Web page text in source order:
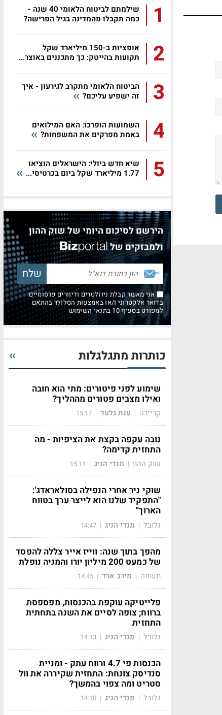
1
שילמתם לביטוח הלאומי 40 שנה -
כמה תקבלו מהמדינה בגיל הפרישה?
2
אופציות ב-150 מיליארד שקל
תקועות בהייטק: כך מתכננים באוצר...
3
הביטוח הלאומי מתקרב לגירעון - איך
זה ישפיע עליכם?
4
השמועות הופרכו: האם המילואים
באמת מפרקים את המשפחות?
5
שיא חדש ביולי: הישראלים הוציאו
1.77 מיליארד שקל ביום בכרטיסי...
הירשם לסיכום היומי של שוק ההון
ולמבזקים של
אני מאשר קבלת ניוזלטרים ודיוורים פרסומיים
בדואר אלקטרוני ו/או באמצעות הסלולר בהתאם
למפורט בסעיף 10 בתנאי השימוש
כותרות מתגלגלות
שימוע לפני פיטורים: מתי הוא חובה
ואילו מצבים פטורים מההליך?
קריירה | ענת גלעד |
15:17
נובה עקפה בקצת את הציפיות - מה
התחזית קדימה?
שוק ההון | מנדי הניג |
15:11
שוקי ניר אחרי הנפילה בסולאראדג':
"התפקיד שלנו הוא לייצר ערך בטווח
הארוך"
גלובל | מנדי הניג |
14:47
מהפך בתוך שנה: ווייז אייר צללה להפסד
של כמעט 200 מיליון יורו והמניה נופלת
תעופה | מירב ארד |
14:45
פלייטיקה עוקפת בהכנסות, מפספסת
ברווח; צופה לסיים את השנה בתחתית
התחזית
גלובל | מנדי הניג |
14:13
הכנסות פי 4.7 ורווח עתק - ומניית
סנדיסק צונחת: התחזית שקיררה את וול
סטריט ומה צפוי בהמשך?
גלובל | מנדי הניג |
14:10